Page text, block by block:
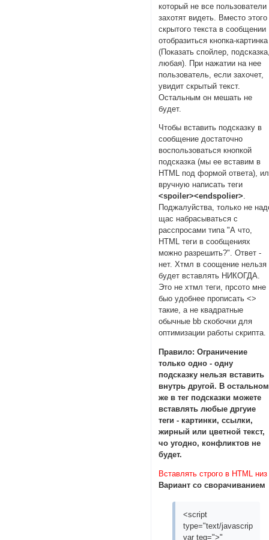
который не все пользователи
захотят видеть. Вместо этого
скрытого текста в сообщении
отобразиться кнопка-картинка
(Показать спойлер,
любая). При нажатии на нее
пользователь, если захочет,
увидит скрытый текст.
Остальным он мешать не
будет.
Чтобы вставить подсказку в
сообщение достаточно
воспользоваться кнопкой
подсказка (мы ее вставим в
HTML под формой ответа),
вручную написать теги
<spoiler><endspolier>.
Поджалуйства, только не
щас набрасываться с
расспросами типа "А что,
HTML теги в сообщениях
можно разрешить?". Ответ -
нет. Хтмл в соощение нельзя
будет вставлять НИКОГДА.
Это не хтмл теги, прсото мне
быо удобнее прописать <>
такие, а не квадратные
обычные bb скобочки для
оптимизации работы скрипта.
Правило: Ограничение
только одно - одну
подсказку нельзя вставить
внутрь другой. В остальном
же в тег подсказки можете
вставлять любые дргуие
теги - картинки, ссылки,
жирный или цветной текст,
чо угодно, конфликтов не
будет.
Вставлять строго в HTML низ
Вариант со сворачиванием
<script
type="text/javascript">
var teg=">"